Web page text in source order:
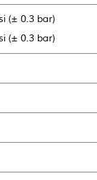
(± 0.3 bar)
(± 0.3 bar)